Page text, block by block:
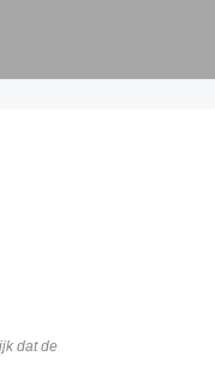
dat de